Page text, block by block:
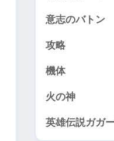
意志のバトン
攻略
機体
火の神
英雄伝説ガガ